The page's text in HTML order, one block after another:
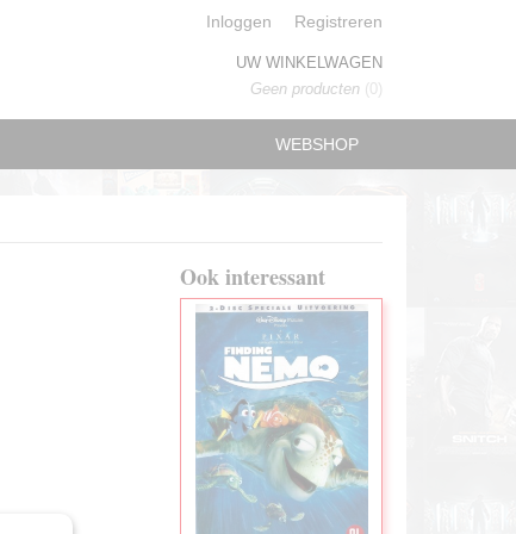
Inloggen Registreren
UW WINKELWAGEN
Geen producten (0)
WEBSHOP
Ook interessant